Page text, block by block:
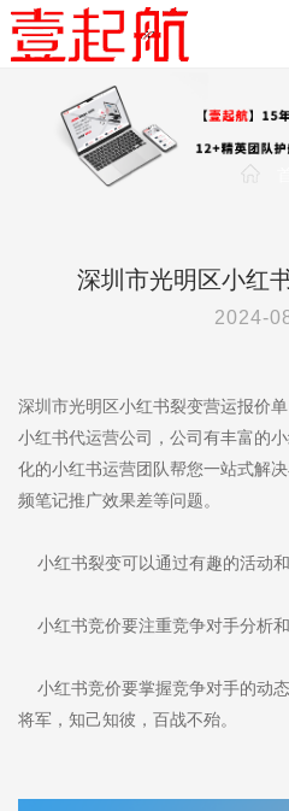
深圳市光明区小红
2024-
深圳市光明区小红书裂变营运报价
小红书代运营公司，公司有丰富的
化的小红书运营团队帮您一站式解
频笔记推广效果差等问题。
小红书裂变可以通过有趣的活动和
小红书竞价要注重竞争对手分析和
小红书竞价要掌握竞争对手的动
将军，知己知彼，百战不殆。